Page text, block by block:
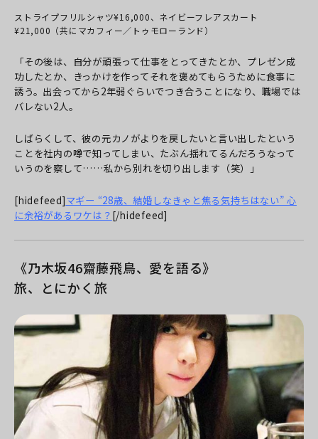
ストライプフリルシャツ¥16,000、ネイビーフレアスカート
¥21,000（共にマカフィー／トゥモローランド）
「その後は、自分が頑張って仕事をとってきたとか、プレゼン成
功したとか、きっかけを作ってそれを褒めてもらうために食事に
誘う。出会ってから2年弱ぐらいでつき合うことになり、職場では
バレない2人。
しばらくして、彼の元カノがよりを戻したいと言い出したという
ことを社内の噂で知ってしまい、たぶん揺れてるんだろうなって
いうのを察して……私から別れを切り出します（笑）」
[hidefeed]マギー “28歳、結婚しなきゃと焦る気持ちはない” 心
に余裕があるワケは？ [/hidefeed]
《乃木坂46齋藤飛鳥、愛を語る》
旅、とにかく旅